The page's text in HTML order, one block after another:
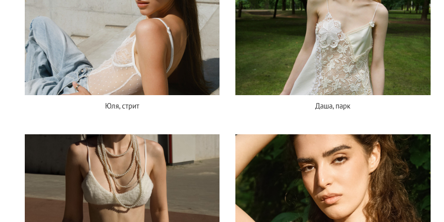
Юля, стрит Даша, парк